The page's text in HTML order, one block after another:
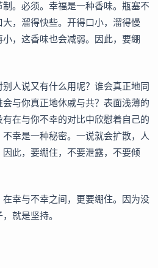
。必须。幸福是一种香味。瓶塞不
，溜得快些。开得口小，溜得慢
，这香味也会减弱。因此，要绷
人说又有什么用呢？谁会真正地同
与你真正地休戚与共？表面浅薄的
在与你不幸的对比中欣慰着自己的
幸是一种秘密。一说就会扩散，人
此，要绷住，不要泄露，不要倾
幸与不幸之间，更要绷住。因为没
就是坚持。